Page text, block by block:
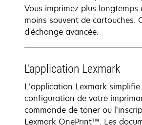
Vous imprimez plus longtemps
moins souvent de cartouches.
d'échange avancée.
L’application Lexmark
L’application Lexmark simplifie
configuration de votre
commande de toner ou
Lexmark OnePrint™. Les